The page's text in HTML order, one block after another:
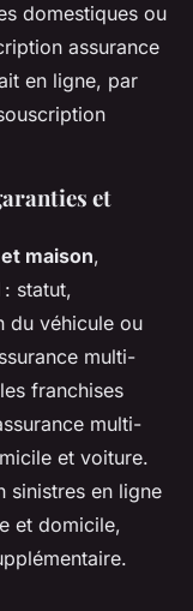
domestiques ou
assurance
en ligne, par
et
maison,
statut,
du véhicule ou
multi-
franchises
multi-
et voiture.
sinistres en ligne
et domicile,